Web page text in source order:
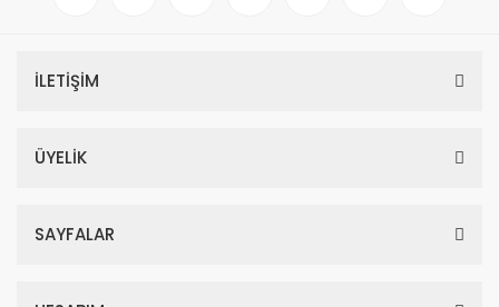
İLETİŞİM
ÜYELİK
SAYFALAR